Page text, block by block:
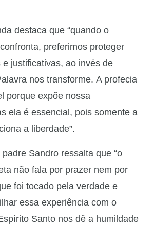
destaca que “quando o
preferimos proteger
e justificativas, ao invés de
nos transforme. A profecia
porque expõe nossa
ela é essencial, pois somente a
a liberdade”.
Sandro ressalta que “o
não fala por prazer nem por
foi tocado pela verdade e
essa experiência com o
Santo nos dê a humildade